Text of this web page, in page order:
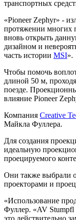
транспортных
«Pioneer Zephyr» -
протяжении многих
вновь открыть
дизайном и
часть истории MSI».
Чтобы помочь
длиной 50 м,
поезде.
влияние Pioneer
Компания Creative
Майкла Фуллера.
Для создания
идеальную
проецируемого
Они также выбрали
проекторами и
«Использование
Фуллер. «AV Stumpfl
это действительно